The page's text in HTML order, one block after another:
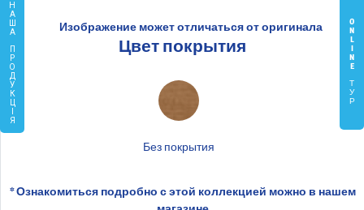
Н
А
Ш
А
Р
О
Д
У
К
Ц
Я
O
N
L
I
N
E
Т
У
Р
Изображение может отличаться от оригинала
Цвет покрытия
Без покрытия
* Ознакомиться подробно с этой коллекцией можно в нашем